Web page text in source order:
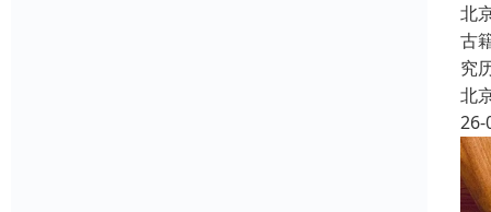
北
古
究
北
26-